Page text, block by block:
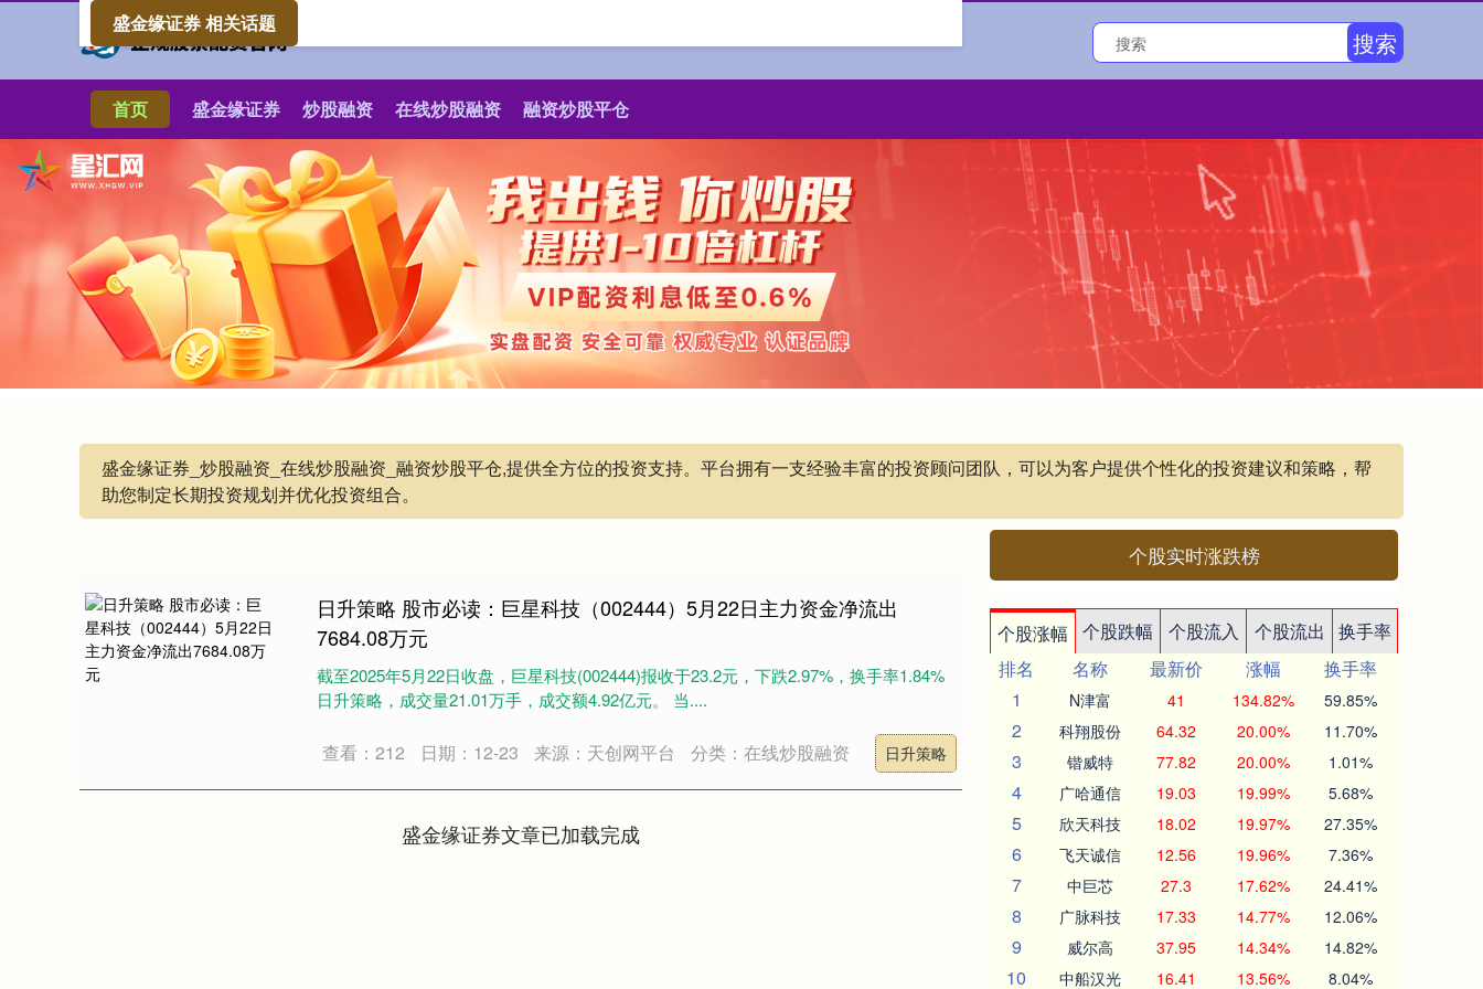
搜索
首页 盛金缘证券 炒股融资 在线炒股融资 融资炒股平仓
盛金缘证券_炒股融资_在线炒股融资_融资炒股平仓,提供全方位的投资支持。平台拥有一支经验丰富的投资顾问团队，可以为客户提供个性化的投资建议和策略，帮
助您制定长期投资规划并优化投资组合。
盛金缘证券 相关话题
日升策略 股市必读：巨星科技（002444）5月22日主力资金净流出
7684.08万元
截至2025年5月22日收盘，巨星科技(002444)报收于23.2元，下跌2.97%，换手率1.84%
日升策略，成交量21.01万手，成交额4.92亿元。 当....
查看：212 日期：12-23 来源：天创网平台 分类：在线炒股融资 日升策略
盛金缘证券文章已加载完成
个股实时涨跌榜
个股涨幅 个股跌幅 个股流入 个股流出
换手率
排名
名称 最新价 涨幅
换手率
1
N津富 41 134.82% 59.85%
2 科翔股份 64.32 20.00% 11.70%
3 锴威特 77.82 20.00% 1.01%
4 广哈通信 19.03 19.99% 5.68%
5 欣天科技 18.02 19.97% 27.35%
6 飞天诚信 12.56 19.96% 7.36%
7 中巨芯 27.3 17.62% 24.41%
8 广脉科技 17.33 14.77% 12.06%
9 威尔高 37.95 14.34% 14.82%
10 中船汉光 16.41 13.56% 8.04%